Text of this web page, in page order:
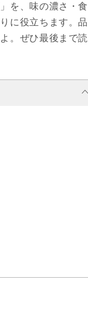
を、味の濃さ・食
に役立ちます。品
。ぜひ最後まで読